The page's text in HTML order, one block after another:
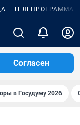
ТЕЛЕПРОГРАММА
Согласен
в Госудуму 2026